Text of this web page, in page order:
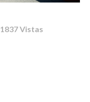
1837 Vistas